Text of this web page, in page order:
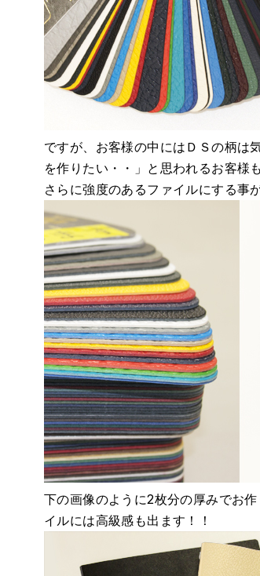
ですが、お客様の中にはＤＳの柄は
を作りたい・・」と思われるお客様
さらに強度のあるファイルにする事
下の画像のように2枚分の厚みでお
イルには高級感も出ます！！